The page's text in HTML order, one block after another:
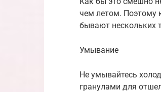
чем летом. Поэтому
бывают нескольких
Умывание
Не умывайтесь
гранулами для